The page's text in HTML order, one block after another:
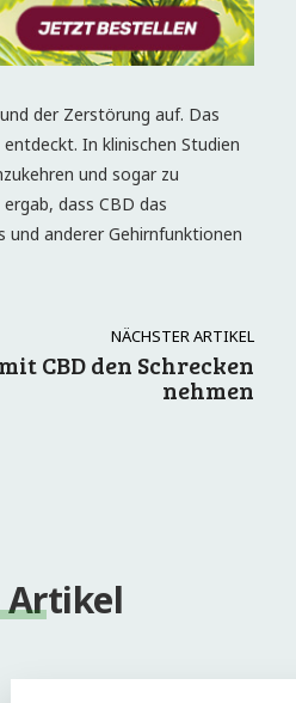
der Zerstörung auf. Das
In klinischen Studien
und sogar zu
dass CBD das
und anderer Gehirnfunktionen
NÄCHSTER ARTIKEL
CBD den Schrecken
nehmen
Artikel